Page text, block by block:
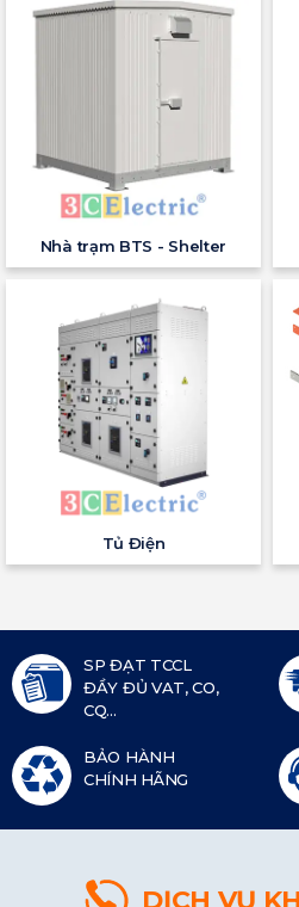
Nhà trạm BTS - Shelter
Tủ Điện
SP ĐẠT TCCL
ĐẦY ĐỦ VAT, CO,
CQ...
BẢO HÀNH
CHÍNH HÃNG